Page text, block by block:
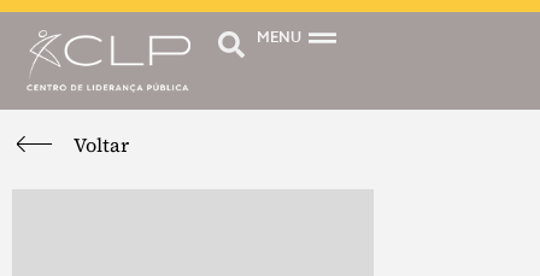
MENU
Voltar